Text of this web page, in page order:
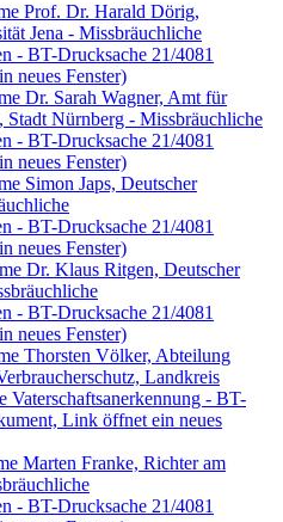
Prof. Dr. Harald Dörig,
Jena - Missbräuchliche
- BT-Drucksache 21/4081
neues Fenster)
Dr. Sarah Wagner, Amt für
Nürnberg - Missbräuchliche
- BT-Drucksache 21/4081
neues Fenster)
Simon Japs, Deutscher
- BT-Drucksache 21/4081
neues Fenster)
Dr. Klaus Ritgen, Deutscher
- BT-Drucksache 21/4081
neues Fenster)
Thorsten Völker, Abteilung
Landkreis
Vaterschaftsanerkennung - BT-
Link öffnet ein neues
Marten Franke, Richter am
- BT-Drucksache 21/4081